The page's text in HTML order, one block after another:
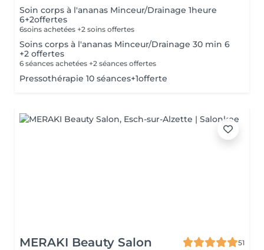
Soin corps à l'ananas Minceur/Drainage 1heure
6+2offertes
6soins achetées +2 soins offertes
Soins corps à l'ananas Minceur/Drainage 30 min 6
+2 offertes
6 séances achetées +2 séances offertes
Pressothérapie 10 séances+1offerte
MERAKI Beauty Salon 51